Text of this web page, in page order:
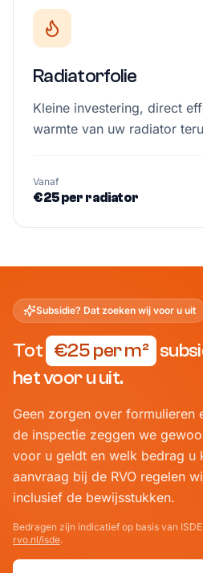
Radiatorfolie
Kleine investering, direct
warmte van uw radiator
Vanaf
€25 per radiator
Subsidie? Dat zoeken wij voor u uit
Tot €25per m²
het voor u uit.
Geen zorgen over formulieren
de inspectie zeggen we
voor u geldt en welk bedrag u
aanvraag bij de RVO regelen
inclusief de bewijsstukken.
Bedragen zijn indicatief op basis van
rvo.nl/isde.